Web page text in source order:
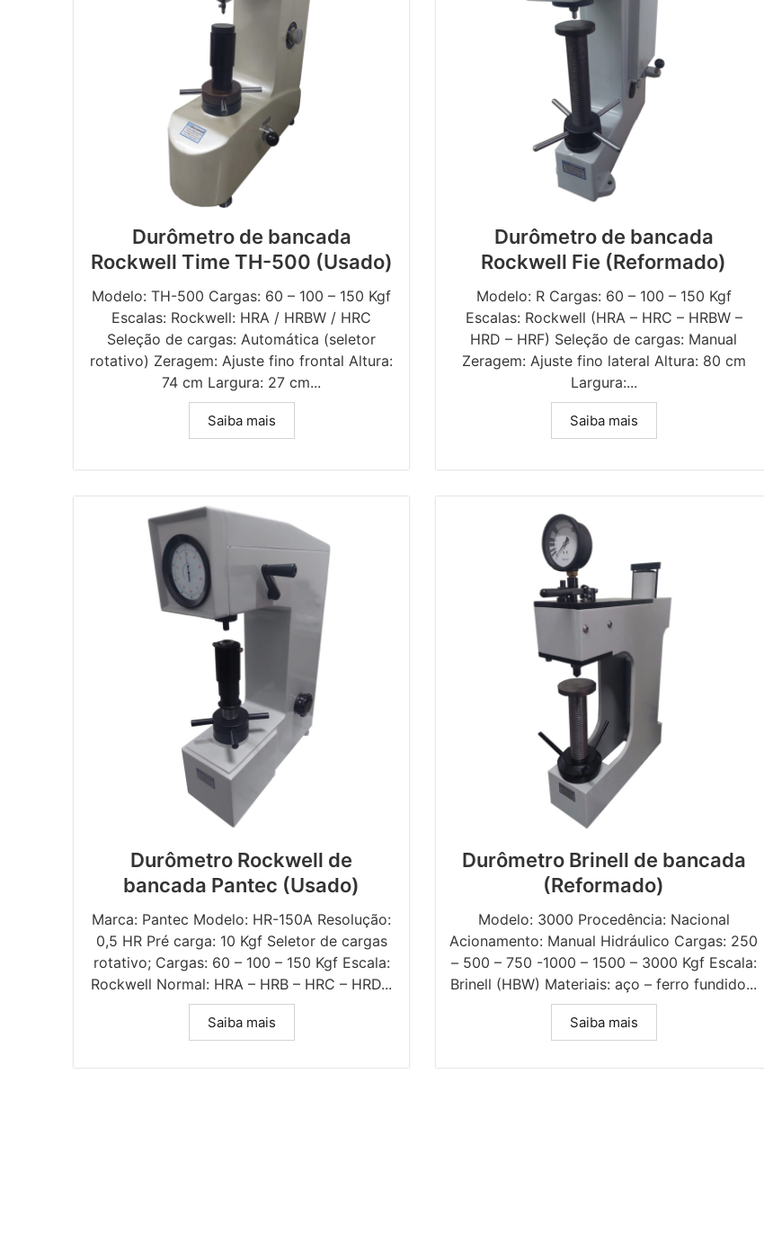
Durômetro de bancada
Rockwell Time TH-500 (Usado)
Modelo: TH-500 Cargas: 60 – 100 – 150 Kgf
Escalas: Rockwell: HRA / HRBW / HRC
Seleção de cargas: Automática (seletor
rotativo) Zeragem: Ajuste fino frontal Altura:
74 cm Largura: 27 cm...
Saiba mais
Durômetro de bancada
Rockwell Fie (Reformado)
Modelo: R Cargas: 60 – 100 – 150 Kgf
Escalas: Rockwell (HRA – HRC – HRBW –
HRD – HRF) Seleção de cargas: Manual
Zeragem: Ajuste fino lateral Altura: 80 cm
Largura:...
Saiba mais
Durômetro Rockwell de
bancada Pantec (Usado)
Marca: Pantec Modelo: HR-150A Resolução:
0,5 HR Pré carga: 10 Kgf Seletor de cargas
rotativo; Cargas: 60 – 100 – 150 Kgf Escala:
Rockwell Normal: HRA – HRB – HRC – HRD...
Saiba mais
Durômetro Brinell de bancada
(Reformado)
Modelo: 3000 Procedência: Nacional
Acionamento: Manual Hidráulico Cargas: 250
– 500 – 750 -1000 – 1500 – 3000 Kgf Escala:
Brinell (HBW) Materiais: aço – ferro fundido...
Saiba mais